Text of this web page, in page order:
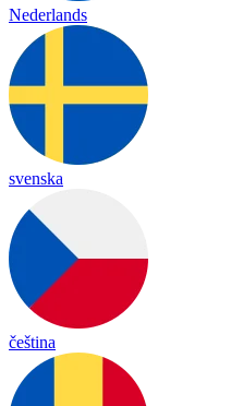
Nederlands
svenska
čeština